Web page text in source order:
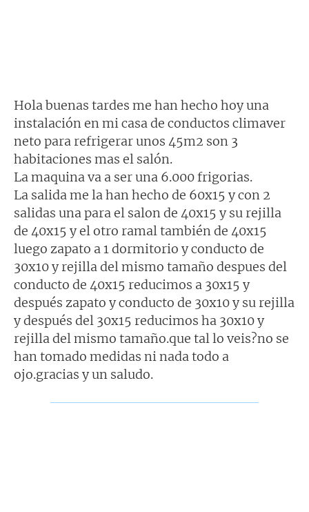
Hola buenas tardes me han hecho hoy una
instalación en mi casa de conductos climaver
neto para refrigerar unos 45m2 son 3
habitaciones mas el salón.
La maquina va a ser una 6.000 frigorias.
La salida me la han hecho de 60x15 y con 2
salidas una para el salon de 40x15 y su rejilla
de 40x15 y el otro ramal también de 40x15
luego zapato a 1 dormitorio y conducto de
30x10 y rejilla del mismo tamaño despues del
conducto de 40x15 reducimos a 30x15 y
después zapato y conducto de 30x10 y su rejilla
y después del 30x15 reducimos ha 30x10 y
rejilla del mismo tamaño.que tal lo veis?no se
han tomado medidas ni nada todo a
ojo.gracias y un saludo.